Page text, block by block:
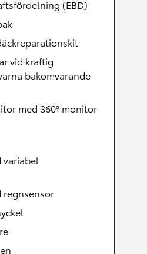
(EBD)
vid kraftig
bakomvarande
med 360° monitor
regnsensor